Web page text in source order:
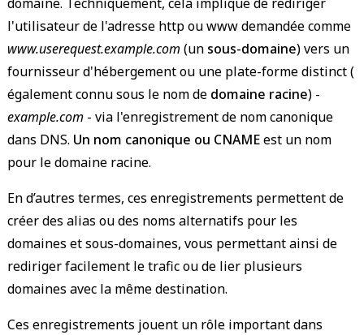
l'utilisateur de l'adresse http ou www demandée comme
www.userequest.example.com (un sous-domaine) vers un
fournisseur d'hébergement ou une plate-forme distinct (
également connu sous le nom de domaine racine) -
example.com - via l'enregistrement de nom canonique
dans DNS. Un nom canonique ou CNAMEest un nom
pour le domaine racine.
En d’autres termes, ces enregistrements permettent de
créer des alias ou des noms alternatifs pour les
domaines et sous-domaines, vous permettant ainsi de
rediriger facilement le trafic ou de lier plusieurs
domaines avec la même destination.
Ces enregistrements jouent un rôle important dans